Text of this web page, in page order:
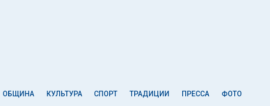
ОБЩИНА КУЛЬТУРА СПОРТ ТРАДИЦИИ ПРЕССА ФОТО